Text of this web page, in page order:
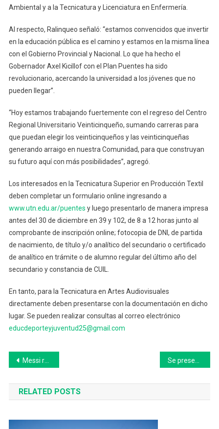
Ambiental y a la Tecnicatura y Licenciatura en Enfermería.
Al respecto, Ralinqueo señaló: “estamos convencidos que invertir
en la educación pública es el camino y estamos en la misma línea
con el Gobierno Provincial y Nacional. Lo que ha hecho el
Gobernador Axel Kicillof con el Plan Puentes ha sido
revolucionario, acercando la universidad a los jóvenes que no
pueden llegar”.
“Hoy estamos trabajando fuertemente con el regreso del Centro
Regional Universitario Veinticinqueño, sumando carreras para
que puedan elegir los veinticinqueños y las veinticinqueñas
generando arraigo en nuestra Comunidad, para que construyan
su futuro aquí con más posibilidades”, agregó.
Los interesados en la Tecnicatura Superior en Producción Textil
deben completar un formulario online ingresando a
www.utn.edu.ar/puentes y luego presentarlo de manera impresa
antes del 30 de diciembre en 39 y 102, de 8 a 12 horas junto al
comprobante de inscripción online; fotocopia de DNI, de partida
de nacimiento, de título y/o analítico del secundario o certificado
de analítico en trámite o de alumno regular del último año del
secundario y constancia de CUIL.
En tanto, para la Tecnicatura en Artes Audiovisuales
directamente deben presentarse con la documentación en dicho
lugar. Se pueden realizar consultas al correo electrónico
educdeporteyjuventud25@gmail.com
Navegación
de
entradas
Messi ratificó que la Final será su último partido en un Mundial: «Terminar de esta manera es lo máximo» Se presentaron las promociones del Banco Provincia para las Fiestas y la temporada de verano
RELATED POSTS